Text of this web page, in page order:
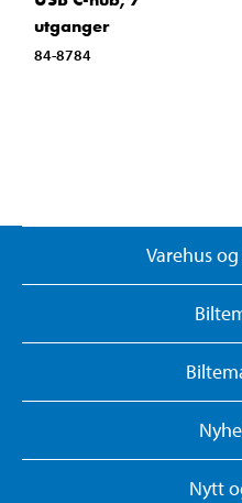
utganger
84-8784
Varehus
Nytt